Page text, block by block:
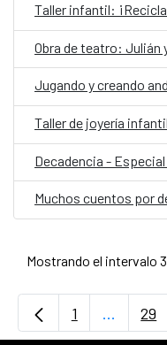
Taller infantil:
Obra de teatro: Julián
Jugando y creando
Taller de joyería
Decadencia -
Mostrando el intervalo
Página
1 ...Páginas
29